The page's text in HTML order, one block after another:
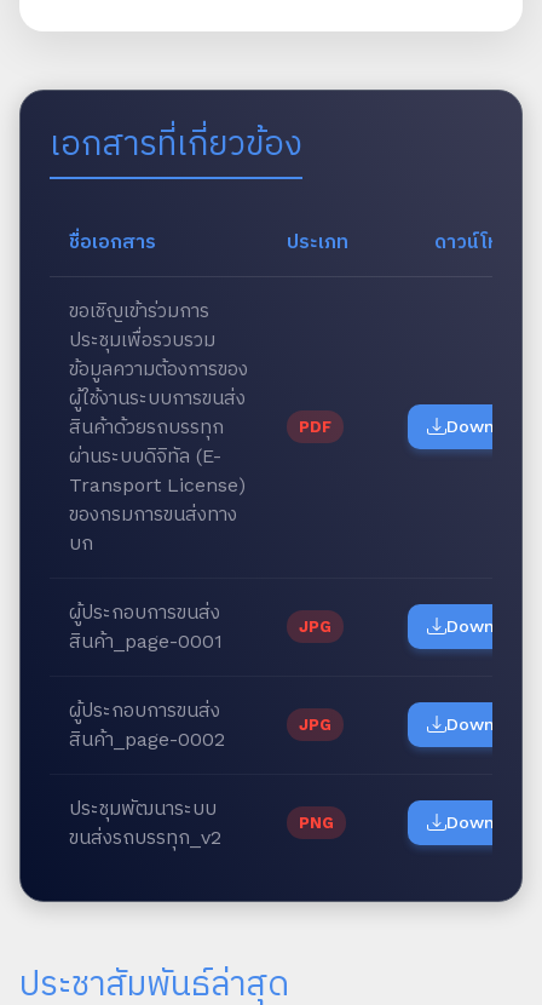
เอกสารที่เกี่ยวข้อง
ชื่อเอกสาร ประเภท ดาวน์โหลด
ขอเชิญเข้าร่วมการ
ประชุมเพื่อรวบรวม
ข้อมูลความต้องการของ
ผู้ใช้งานระบบการขนส่ง
สินค้าด้วยรถบรรทุก
ผ่านระบบดิจิทัล (E-
Transport License)
ของกรมการขนส่งทาง
บก
PDF Download
ผู้ประกอบการขนส่ง
สินค้า_page-0001
JPG Download
ผู้ประกอบการขนส่ง
สินค้า_page-0002
JPG Download
ประชุมพัฒนาระบบ
ขนส่งรถบรรทุก_v2
PNG Download
ประชาสัมพันธ์ล่าสุด